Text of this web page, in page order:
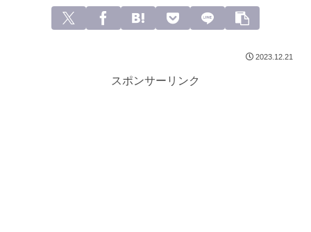
2023.12.21
スポンサーリンク